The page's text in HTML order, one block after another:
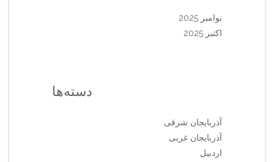
نوامبر 2025
اکتبر 2025
دسته‌ها
آذربایجان شرقی
آذربایجان غربی
اردبیل